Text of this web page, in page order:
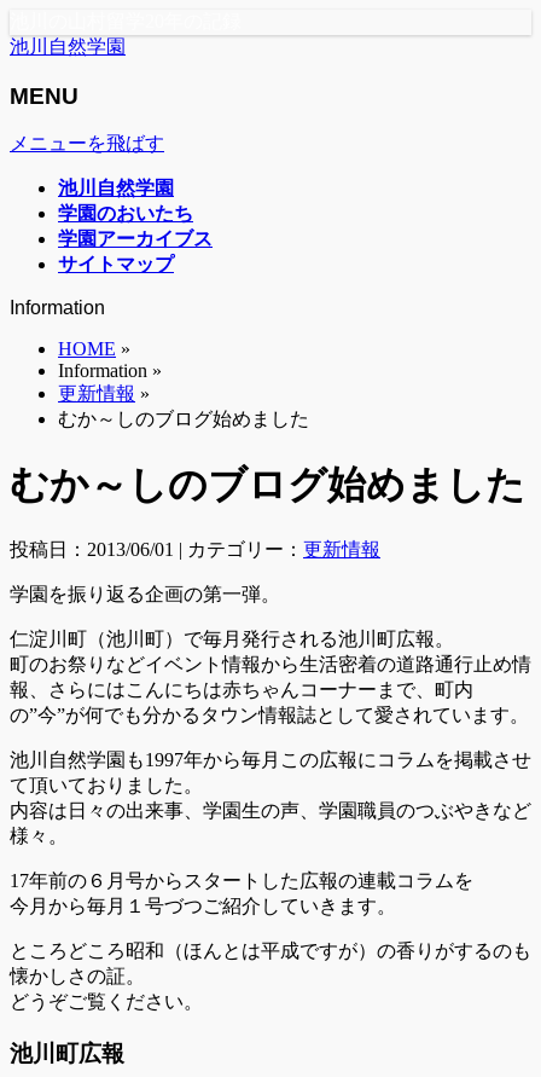
池川自然学園
MENU
メニューを飛ばす
池川自然学園
学園のおいたち
学園アーカイブス
サイトマップ
Information
HOME »
Information »
更新情報 »
むか～しのブログ始めました
むか～しのブログ始めました
投稿日：2013/06/01 | カテゴリー： 更新情報
学園を振り返る企画の第一弾。
仁淀川町（池川町）で毎月発行される池川町広報。
町のお祭りなどイベント情報から生活密着の道路通行止め情
報、さらにはこんにちは赤ちゃんコーナーまで、町内
の”今”が何でも分かるタウン情報誌として愛されています。
池川自然学園も1997年から毎月この広報にコラムを掲載させ
て頂いておりました。
内容は日々の出来事、学園生の声、学園職員のつぶやきなど
様々。
17年前の６月号からスタートした広報の連載コラムを
今月から毎月１号づつご紹介していきます。
ところどころ昭和（ほんとは平成ですが）の香りがするのも
懐かしさの証。
どうぞご覧ください。
池川町広報